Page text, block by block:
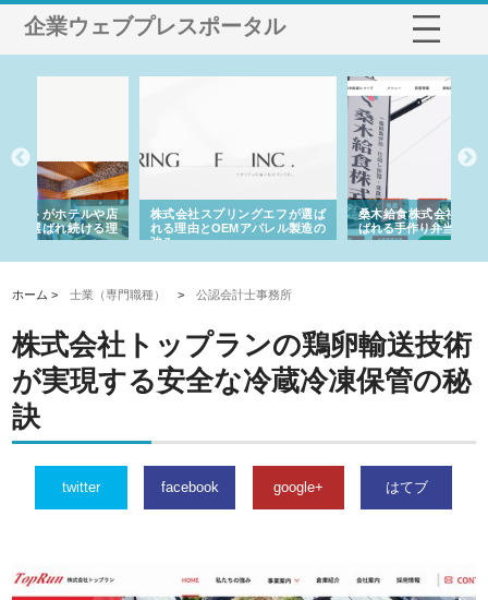
企業ウェブプレスポータル
株式会社スプリングエフが選ば
れる理由とOEMアパレル製造の
強み
桑木給食株式会社が福山市で選
ばれる手作り弁当配達の理由
ホーム >士業（専門職種） >公認会計士事務所
株式会社トップランの鶏卵輸送技術
が実現する安全な冷蔵冷凍保管の秘
訣
twitter facebook google+ はてブ